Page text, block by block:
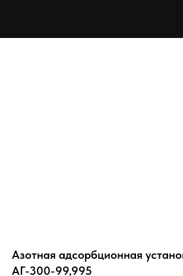
Азотная адсорбционная
АГ-300-99,995